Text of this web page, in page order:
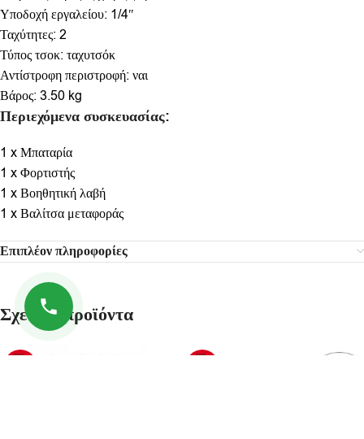
Υποδοχή εργαλείου: 1/4″
Ταχύτητες: 2
Τύπος τσοκ: ταχυτσόκ
Αντίστροφη περιστροφή: ναι
Βάρος: 3.50 kg
Περιεχόμενα συσκευασίας:
1 x Μπαταρία
1 x Φορτιστής
1 x Βοηθητική λαβή
1 x Βαλίτσα μεταφοράς
Επιπλέον πληροφορίες
Σχετικά προϊόντα